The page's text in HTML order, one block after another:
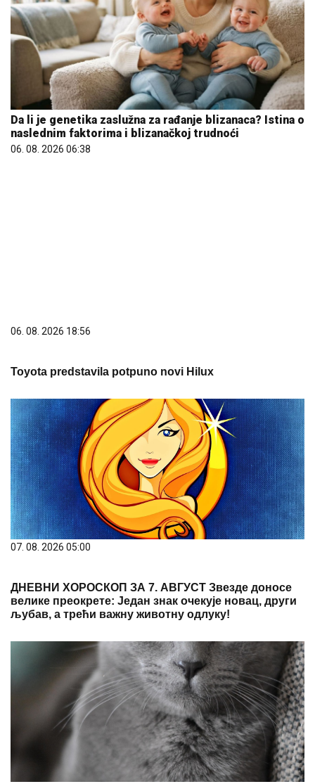
Da li je genetika zaslužna za rađanje blizanaca? Istina o
naslednim faktorima i blizanačkoj trudnoći
06. 08. 2026 06:38
06. 08. 2026 18:56
Toyota predstavila potpuno novi Hilux
07. 08. 2026 05:00
ДНЕВНИ ХОРОСКОП ЗА 7. АВГУСТ Звезде доносе
велике преокрете: Један знак очекује новац, други
љубав, а трећи важну животну одлуку!